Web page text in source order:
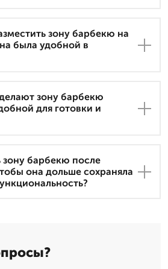
зону барбекю на
была удобной в
зону барбекю
для готовки и
зону барбекю после
она дольше сохраняла